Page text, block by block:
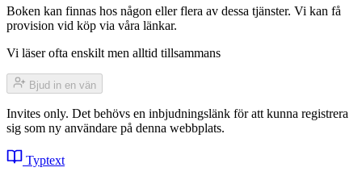
Boken kan finnas hos någon eller flera av dessa tjänster. Vi kan få
provision vid köp via våra länkar.
Vi läser ofta enskilt men alltid tillsammans
Bjud in en vän
Invites only. Det behövs en inbjudningslänk för att kunna registrera
sig som ny användare på denna webbplats.
Typtext